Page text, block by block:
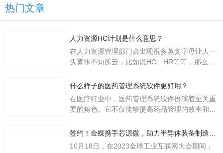
热门文章
人力资源HC计划是什么意思？
在人力资源管理部门会出现很多英文字母让人一
头雾水不知所云，比如说HC、HR等等，那么它
么呢？
什么样子的医药管理系统软件更好用？
在医疗行业中，医药管理系统软件扮演着至关重
要的角色。它不仅能够提高药品管理的效率和准
一个好用的医药管理系统软件应具备以下特点。
首先，系统的界面应直观易用，允许用户无障碍
地进行操作。 复杂的
签约！金蝶携手芯源微，助力半导体装备制造领
先企业迈向世界
10月18日，在2023全球工业互联网大会期间，